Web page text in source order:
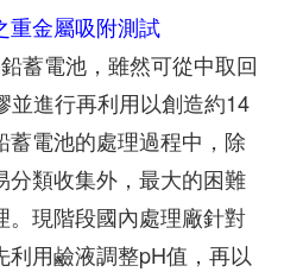
重金屬吸附測試
蓄電池，雖然可從中取回
並進行再利用以創造約14
電池的處理過程中，除
分類收集外，最大的困難
現階段國內處理廠針對
用鹼液調整pH值，再以